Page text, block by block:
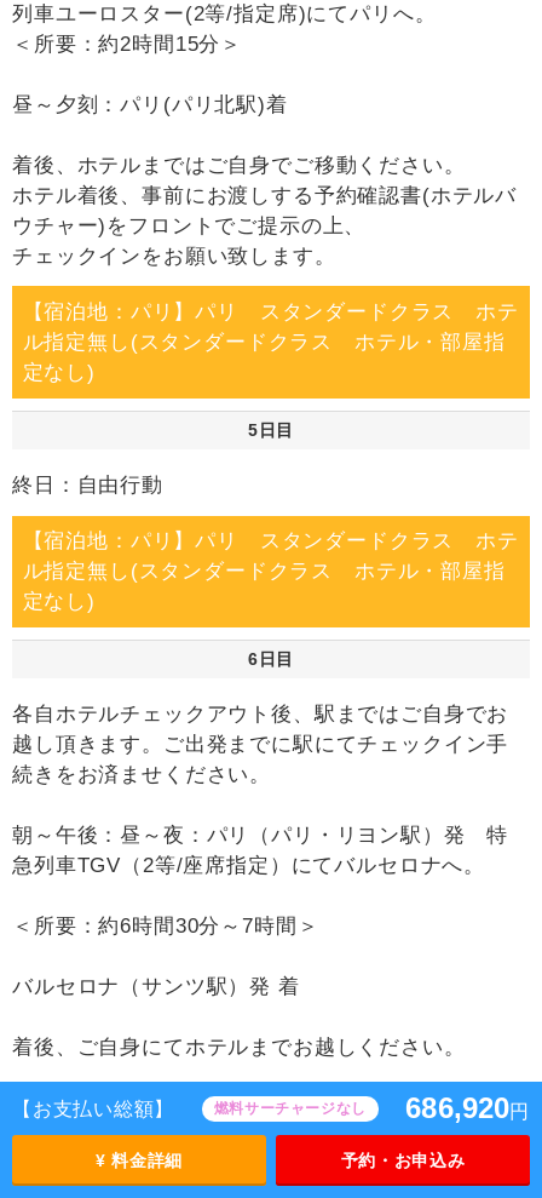
【お支払い総額】 燃料サーチャージなし 686,920円
¥ 料金詳細 予約・お申込み
列車ユーロスター(2等/指定席)にてパリへ。
＜所要：約2時間15分＞
昼～夕刻：パリ(パリ北駅)着
着後、ホテルまではご自身でご移動ください。
ホテル着後、事前にお渡しする予約確認書(ホテルバ
ウチャー)をフロントでご提示の上、
チェックインをお願い致します。
【宿泊地：パリ】パリ スタンダードクラス ホテ
ル指定無し(スタンダードクラス ホテル・部屋指
定なし)
5日目
終日：自由行動
【宿泊地：パリ】パリ スタンダードクラス ホテ
ル指定無し(スタンダードクラス ホテル・部屋指
定なし)
6日目
各自ホテルチェックアウト後、駅まではご自身でお
越し頂きます。ご出発までに駅にてチェックイン手
続きをお済ませください。
朝～午後：昼～夜：パリ（パリ・リヨン駅）発 特
急列車TGV（2等/座席指定）にてバルセロナへ。
＜所要：約6時間30分～7時間＞
バルセロナ（サンツ駅）発 着
着後、ご自身にてホテルまでお越しください。
ホテル着後、事前にお渡しする予約確認書(ホテルバ
ウチャー)をフロントでご提示の上、
チェックインをお願い致します。